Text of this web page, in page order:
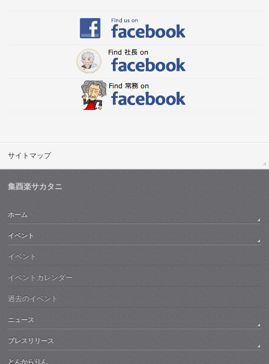
サイトマップ
集酉楽サカタニ
ホーム
イベント
イベント
イベントカレンダー
過去のイベント
ニュース
プレスリリース
とんからりん